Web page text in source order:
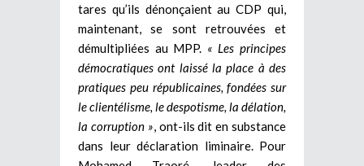
tares qu’ils dénonçaient au CDP qui,
maintenant, se sont retrouvées et
démultipliées au MPP. « Les principes
démocratiques ont laissé la place à des
pratiques peu républicaines, fondées sur
le clientélisme, le despotisme, la délation,
la corruption » , ont-ils dit en substance
dans leur déclaration liminaire. Pour